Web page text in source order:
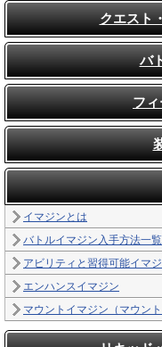
クエスト
バ
フ
イマジンとは
バトルイマジン入手方法一覧
アビリティと習得可能イマ
エンハンスイマジン
マウントイマジン（マウント